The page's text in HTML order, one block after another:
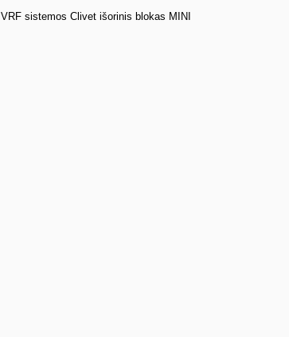
VRF sistemos Clivet išorinis blokas MINI